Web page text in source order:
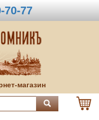
70-77
магазин